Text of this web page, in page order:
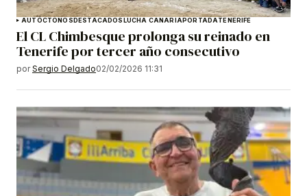
AUTÓCTONOSDESTACADOSLUCHA CANARIAPORTADATENERIFE
El CL Chimbesque prolonga su reinado en
Tenerife por tercer año consecutivo
por Sergio Delgado02/02/2026 11:31